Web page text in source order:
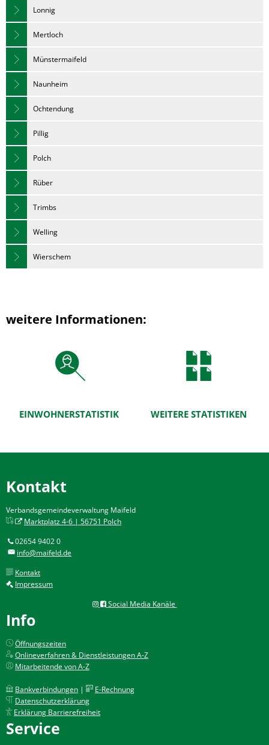
Lonnig
Mertloch
Münstermaifeld
Naunheim
Ochtendung
Pillig
Polch
Rüber
Trimbs
Welling
Wierschem
weitere Informationen:
EINWOHNERSTATISTIK WEITERE STATISTIKEN
Kontakt
Verbandsgemeindeverwaltung Maifeld
Marktplatz 4-6 | 56751 Polch
02654 9402 0
info@maifeld.de
Kontakt
Impressum
Social Media Kanäle
Info
Öffnungszeiten
Onlineverfahren & Dienstleistungen A-Z
Mitarbeitende von A-Z
Bankverbindungen |
E-Rechnung
Datenschutzerklärung
Erklärung Barrierefreiheit
Service